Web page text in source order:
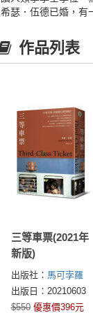
希瑟．伍德已婚，有
作品列表
三等車票(2021年
新版)
出版社： 馬可孛羅
出版日：20210603
$550 優惠價396元